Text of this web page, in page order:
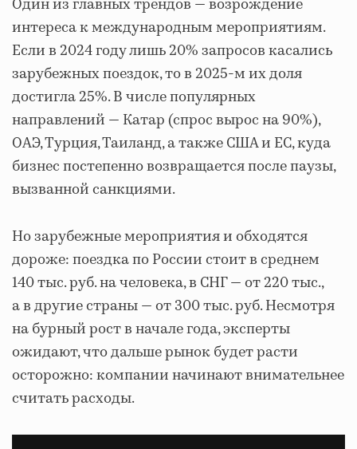
Один из главных трендов — возрождение
интереса к международным мероприятиям.
Если в 2024 году лишь 20% запросов касались
зарубежных поездок, то в 2025-м их доля
достигла 25%. В числе популярных
направлений — Катар (спрос вырос на 90%),
ОАЭ, Турция, Таиланд, а также США и ЕС, куда
бизнес постепенно возвращается после паузы,
вызванной санкциями.
Но зарубежные мероприятия и обходятся
дороже: поездка по России стоит в среднем
140 тыс. руб. на человека, в СНГ — от 220 тыс.,
а в другие страны — от 300 тыс. руб. Несмотря
на бурный рост в начале года, эксперты
ожидают, что дальше рынок будет расти
осторожно: компании начинают внимательнее
считать расходы.